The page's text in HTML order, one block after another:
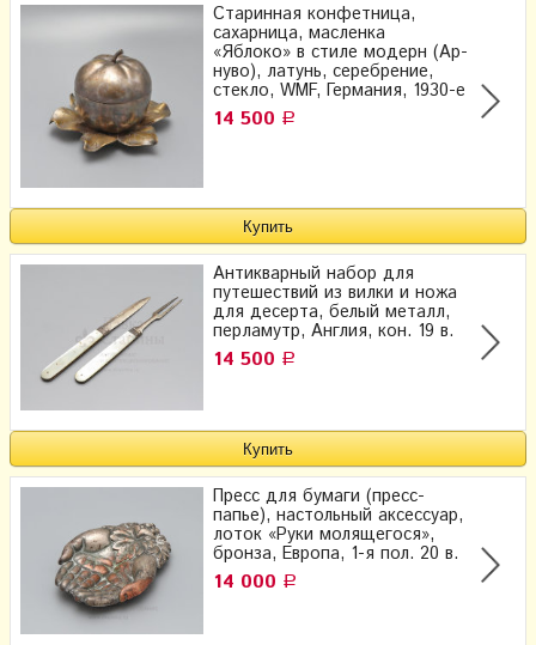
Старинная конфетница,
сахарница, масленка
«Яблоко» в стиле модерн (Ар-
нуво), латунь, серебрение,
стекло, WMF, Германия, 1930-е
14 500 Р
Антикварный набор для
путешествий из вилки и ножа​
для десерта, белый металл,
перламутр, Англия, кон. 19 в.
14 500 Р
Пресс для бумаги (пресс-
папье), настольный аксессуар,
лоток «Руки молящегося»,
бронза, Европа, 1-я пол. 20 в.
14 000 Р